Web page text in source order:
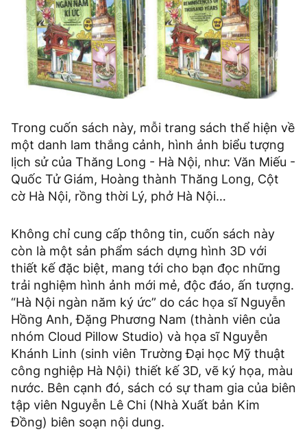
Trong cuốn sách này, mỗi trang sách thể hiện về
một danh lam thắng cảnh, hình ảnh biểu tượng
lịch sử của Thăng Long - Hà Nội, như: Văn Miếu -
Quốc Tử Giám, Hoàng thành Thăng Long, Cột
cờ Hà Nội, rồng thời Lý, phở Hà Nội…
Không chỉ cung cấp thông tin, cuốn sách này
còn là một sản phẩm sách dựng hình 3D với
thiết kế đặc biệt, mang tới cho bạn đọc những
trải nghiệm hình ảnh mới mẻ, độc đáo, ấn tượng.
“Hà Nội ngàn năm ký ức” do các họa sĩ Nguyễn
Hồng Anh, Đặng Phương Nam (thành viên của
nhóm Cloud Pillow Studio) và họa sĩ Nguyễn
Khánh Linh (sinh viên Trường Đại học Mỹ thuật
công nghiệp Hà Nội) thiết kế 3D, vẽ ký họa, màu
nước. Bên cạnh đó, sách có sự tham gia của biên
tập viên Nguyễn Lê Chi (Nhà Xuất bản Kim
Đồng) biên soạn nội dung.